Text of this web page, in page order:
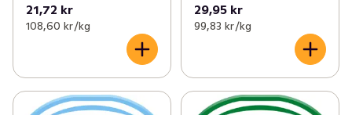
21,72 kr
108,60 kr /kg
29,95 kr
99,83 kr /kg